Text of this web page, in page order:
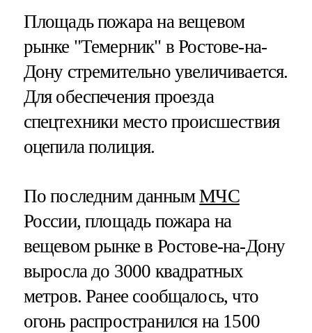
Площадь пожара на вещевом
рынке "Темерник" в Ростове-на-
Дону стремительно увеличивается.
Для обеспечения проезда
спецтехники место происшествия
оцепила полиция.
По последним даннымМЧС
России, площадь пожара на
вещевом рынке в Ростове-на-Дону
выросла до 3000 квадратных
метров. Ранее сообщалось, что
огонь распространился на 1500